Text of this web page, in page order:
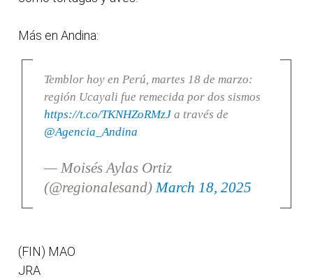
Más en Andina:
Temblor hoy en Perú, martes 18 de marzo:
región Ucayali fue remecida por dos sismos
https://t.co/TKNHZoRMzJa través de
@Agencia_Andina
— Moisés Aylas Ortiz
(@regionalesand)March 18, 2025
(FIN) MAO
JRA